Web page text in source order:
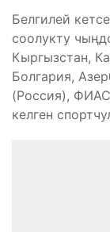
Белгилей
соолукту
Кыргызстан,
Болгария,
(Россия),
келген